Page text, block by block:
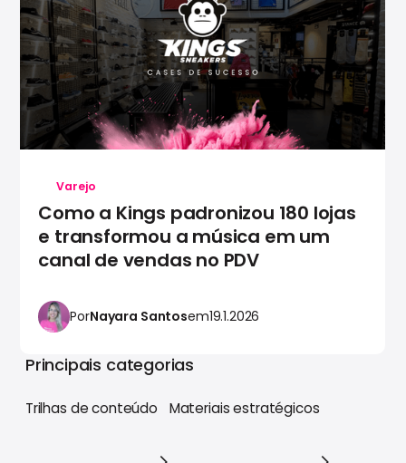
Varejo
Como a Kings padronizou 180 lojas
e transformou a música em um
canal de vendas no PDV
PorNayara Santosem19.1.2026
Principais categorias
Trilhas de conteúdo Materiais estratégicos